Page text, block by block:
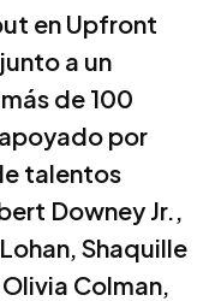
en Upfront
a un
de 100
por
talentos
Downey Jr.,
Shaquille
Colman,